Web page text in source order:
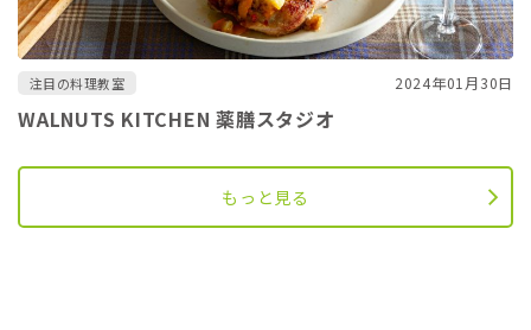
注目の料理教室 2024年01月30日
WALNUTS KITCHEN 薬膳スタジオ
もっと見る